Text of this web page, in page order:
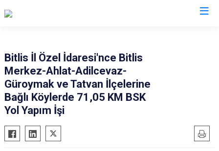
Bitlis İl Özel İdaresi'nce Bitlis
Merkez-Ahlat-Adilcevaz-
Güroymak ve Tatvan İlçelerine
Bağlı Köylerde 71,05 KM BSK
Yol Yapım İşi